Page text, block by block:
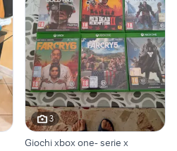
3
Giochi xbox one- serie x